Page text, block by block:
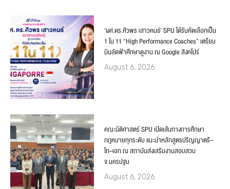
‘ผศ.ดร.ศิวพร เสาวคนธ์’ SPU ได้รับคัดเลือกเป็น
1 ใน 11 “High Performance Coaches” เตรียม
บินลัดฟ้าศึกษาดูงาน ณ Google สิงคโปร์
August 6, 2026
คณะนิติศาสตร์ SPU เปิดเส้นทางการศึกษา
กฎหมายทุกระดับ แนะนำหลักสูตรปริญญาตรี–
โท–เอก ณ สถาบันส่งเสริมงานสอบสวน
จ.นครปฐม
August 6, 2026